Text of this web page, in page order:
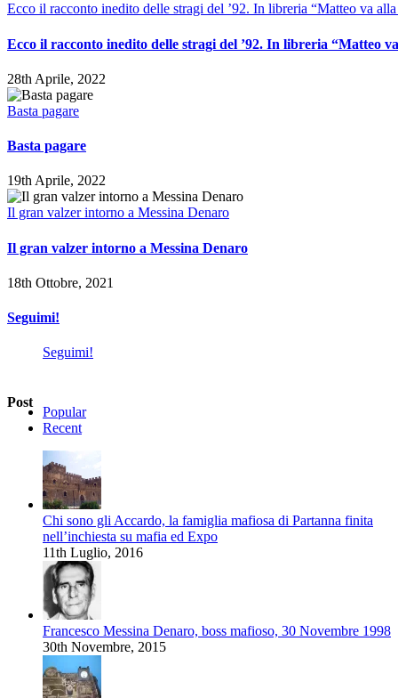
Ecco il racconto inedito delle stragi del ’92. In libreria “Matteo va alla
Ecco il racconto inedito delle stragi del ’92. In libreria “Matteo
28th Aprile, 2022
Basta pagare
Basta pagare
19th Aprile, 2022
Il gran valzer intorno a Messina Denaro
Il gran valzer intorno a Messina Denaro
18th Ottobre, 2021
Seguimi!
Seguimi!
Post
Popular
Recent
Chi sono gli Accardo, la famiglia mafiosa di Partanna finita
nell’inchiesta su mafia ed Expo
11th Luglio, 2016
Francesco Messina Denaro, boss mafioso, 30 Novembre 1998
30th Novembre, 2015